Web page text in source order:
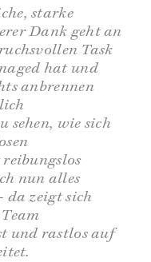
starke
Dank geht an
Task
hat und
anbrennen
sehen, wie sich
nun alles
zeigt sich
und rastlos auf